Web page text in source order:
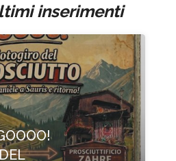
inserimenti
PARTY